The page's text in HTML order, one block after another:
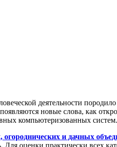
деятельности
новые слова, как
компьютеризованных систем.
огороднических и дачных
оценки практически всех